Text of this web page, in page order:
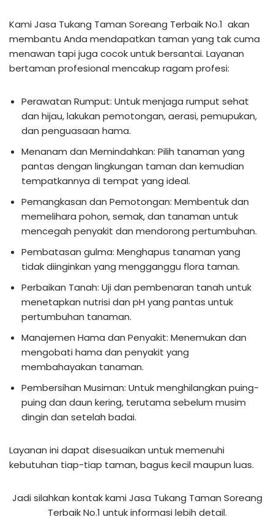
Kami Jasa Tukang Taman Soreang Terbaik No.1 akan
membantu Anda mendapatkan taman yang tak cuma
menawan tapi juga cocok untuk bersantai. Layanan
bertaman profesional mencakup ragam profesi:
Perawatan Rumput: Untuk menjaga rumput sehat
dan hijau, lakukan pemotongan, aerasi, pemupukan,
dan penguasaan hama.
Menanam dan Memindahkan: Pilih tanaman yang
pantas dengan lingkungan taman dan kemudian
tempatkannya di tempat yang ideal.
Pemangkasan dan Pemotongan: Membentuk dan
memelihara pohon, semak, dan tanaman untuk
mencegah penyakit dan mendorong pertumbuhan.
Pembatasan gulma: Menghapus tanaman yang
tidak diinginkan yang mengganggu flora taman.
Perbaikan Tanah: Uji dan pembenaran tanah untuk
menetapkan nutrisi dan pH yang pantas untuk
pertumbuhan tanaman.
Manajemen Hama dan Penyakit: Menemukan dan
mengobati hama dan penyakit yang
membahayakan tanaman.
Pembersihan Musiman: Untuk menghilangkan puing-
puing dan daun kering, terutama sebelum musim
dingin dan setelah badai.
Layanan ini dapat disesuaikan untuk memenuhi
kebutuhan tiap-tiap taman, bagus kecil maupun luas.
Jadi silahkan kontak kami Jasa Tukang Taman Soreang
Terbaik No.1 untuk informasi lebih detail.